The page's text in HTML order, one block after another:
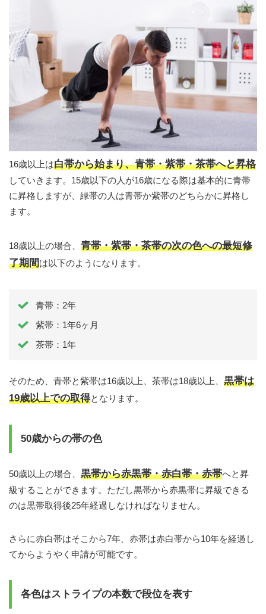
16歳以上は白帯から始まり、青帯・紫帯・茶帯へと昇格
していきます。15歳以下の人が16歳になる際は基本的に青帯
に昇格しますが、緑帯の人は青帯か紫帯のどちらかに昇格し
ます。
18歳以上の場合、 青帯・紫帯・茶帯の次の色への最短修
了期間は以下のようになります。
青帯：2年
紫帯：1年6ヶ月
茶帯：1年
そのため、青帯と紫帯は16歳以上、茶帯は18歳以上、 黒帯は
19歳以上での取得となります。
50歳からの帯の色
50歳以上の場合、 黒帯から赤黒帯・赤白帯・赤帯へと昇
級することができます。ただし黒帯から赤黒帯に昇級できる
のは黒帯取得後25年経過しなければなりません。
さらに赤白帯はそこから7年、赤帯は赤白帯から10年を経過し
てからようやく申請が可能です。
各色はストライプの本数で段位を表す